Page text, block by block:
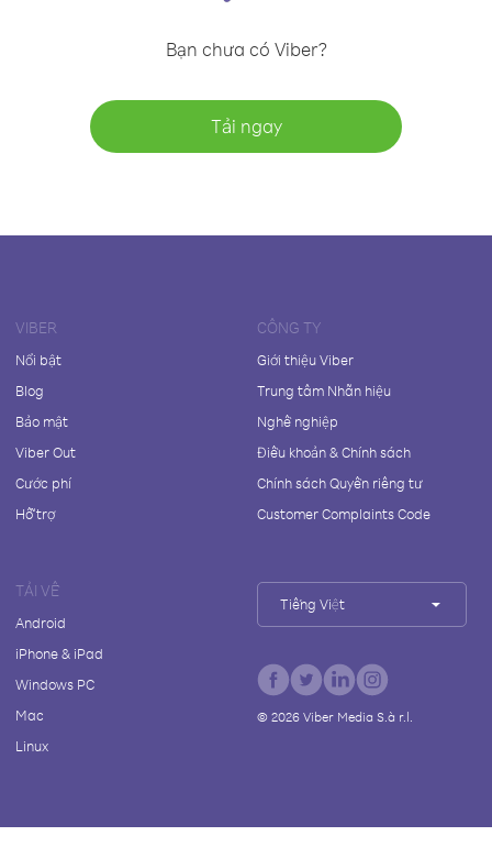
Bạn chưa có Viber?
Tải ngay
VIBER
Nổi bật
Blog
Bảo mật
Viber Out
Cước phí
Hỗ trợ
CÔNG TY
Giới thiệu Viber
Trung tâm Nhãn hiệu
Nghề nghiệp
Điều khoản & Chính sách
Chính sách Quyền riêng tư
Customer Complaints Code
TẢI VỀ
Android
iPhone & iPad
Windows PC
Mac
Linux
Tiếng Việt
© 2026Viber Media S.à r.l.